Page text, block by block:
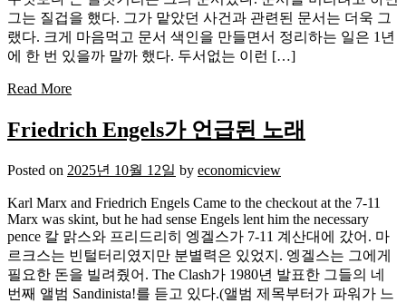
그는 질겁을 했다. 그가 맡았던 사건과 관련된 문서는 더욱 그
랬다. 크게 마음먹고 문서 색인을 만들면서 정리하는 일은 1년
에 한 번 있을까 말까 했다. 두서없는 이런 […]
Read More
Friedrich Engels가 언급된 노래
Posted on 2025년 10월 12일 by economicview
Karl Marx and Friedrich Engels Came to the checkout at the 7-11
Marx was skint, but he had sense Engels lent him the necessary
pence 칼 맑스와 프리드리히 엥겔스가 7-11 계산대에 갔어. 마
르크스는 빈털터리였지만 분별력은 있었지. 엥겔스는 그에게
필요한 돈을 빌려줬어. The Clash가 1980년 발표한 그들의 네
번째 앨범 Sandinista!를 듣고 있다.(앨범 제목부터가 파워가 느